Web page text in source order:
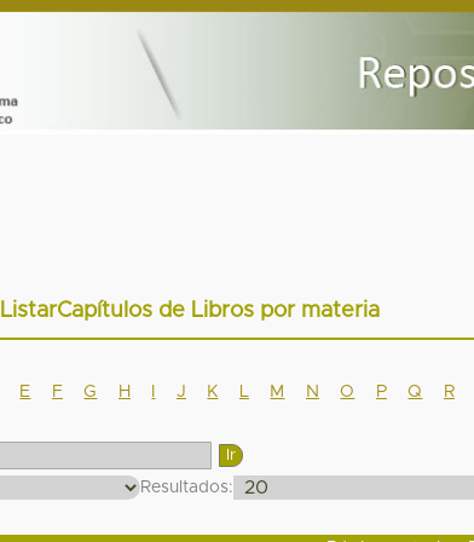
ListarCapítulos de Libros por materia
E F G H J K M N O P Q R
Resultados: